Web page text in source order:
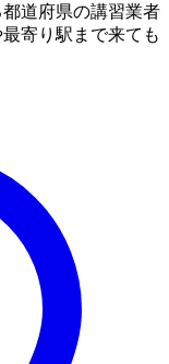
道府県の講習業者
寄り駅まで来ても